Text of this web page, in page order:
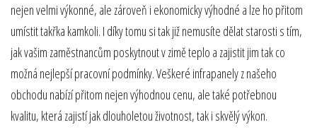
nejen velmi výkonné, ale zároveň i ekonomicky výhodné a lze ho přitom
umístit takřka kamkoli. I díky tomu si tak již nemusíte dělat starosti s tím,
jak vašim zaměstnancům poskytnout v zimě teplo a zajistit jim tak co
možná nejlepší pracovní podmínky. Veškeré infrapanely z našeho
obchodu nabízí přitom nejen výhodnou cenu, ale také potřebnou
kvalitu, která zajistí jak dlouholetou životnost, tak i skvělý výkon.